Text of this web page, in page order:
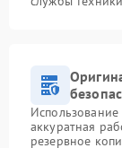
аккуратная
резервное